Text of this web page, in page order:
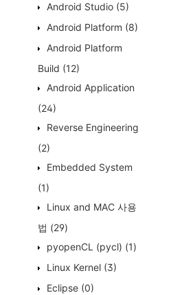
Android Studio (5)
Android Platform (8)
Android Platform
Build (12)
Android Application
(24)
Reverse Engineering
(2)
Embedded System
(1)
Linux and MAC 사용
법 (29)
pyopenCL (pycl) (1)
Linux Kernel (3)
Eclipse (0)